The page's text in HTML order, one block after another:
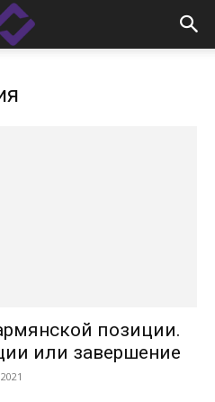
позиции.
или завершение